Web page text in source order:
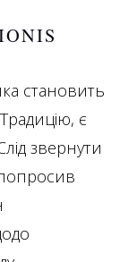
становить
є
звернути